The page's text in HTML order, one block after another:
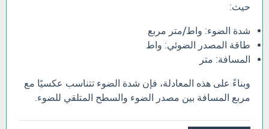
حيث:
شدة الضوء: واط/متر مربع
طاقة المصدر الضوئي: واط
المسافة: متر
وبناءً على هذه المعادلة، فإن شدة الضوء تتناسب عكسيًا مع
مربع المسافة بين مصدر الضوء والسطح المتلقي للضوء.